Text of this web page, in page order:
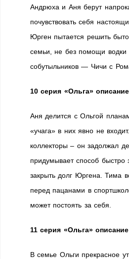
Андрюха и Аня берут
почувствовать себя
Юрген пытается решить
семьи, не без помощи водки
собутыльников — Чичи с
10 серия «Ольга» описание
Аня делится с Ольгой
«учага» в них явно не
коллекторы – он задолжал
придумывает способ быстро
закрыть долг Юргена. Тима
перед пацанами в
может постоять за себя.
11 серия «Ольга» описание
В семье Ольги прекрасное